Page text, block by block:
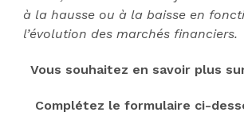
à la hausse ou à la baisse en
l’évolution des marchés financiers.
Vous souhaitez en savoir plus
Complétez le formulaire ci-